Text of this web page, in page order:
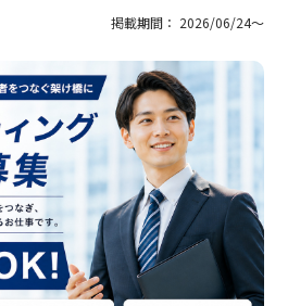
掲載期間： 2026/06/24〜